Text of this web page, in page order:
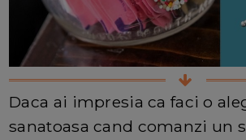
Daca ai impresia ca faci o
sanatoasa cand comanzi un